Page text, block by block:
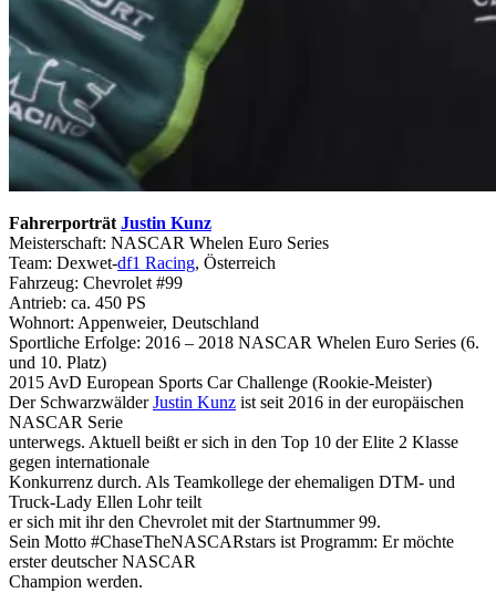
Fahrerporträt Justin Kunz
Meisterschaft: NASCAR Whelen Euro Series
Team: Dexwet-df1 Racing, Österreich
Fahrzeug: Chevrolet #99
Antrieb: ca. 450 PS
Wohnort: Appenweier, Deutschland
Sportliche Erfolge: 2016 – 2018 NASCAR Whelen Euro Series (6.
und 10. Platz)
2015 AvD European Sports Car Challenge (Rookie-Meister)
Der SchwarzwälderJustin Kunz ist seit 2016 in der europäischen
NASCAR Serie
unterwegs. Aktuell beißt er sich in den Top 10 der Elite 2 Klasse
gegen internationale
Konkurrenz durch. Als Teamkollege der ehemaligen DTM- und
Truck-Lady Ellen Lohr teilt
er sich mit ihr den Chevrolet mit der Startnummer 99.
Sein Motto #ChaseTheNASCARstars ist Programm: Er möchte
erster deutscher NASCAR
Champion werden.